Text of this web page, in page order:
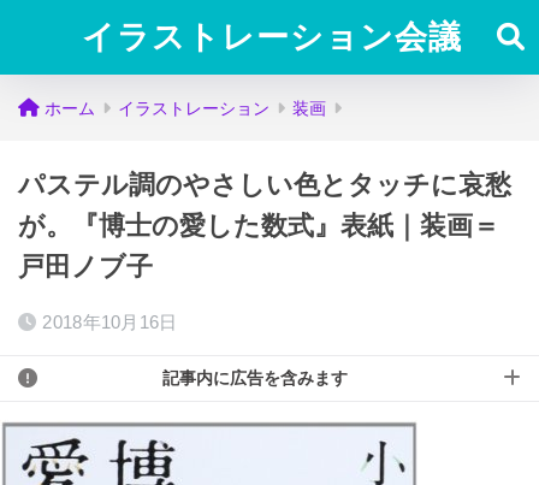
イラストレーション会議
ホーム イラストレーション 装画
パステル調のやさしい色とタッチに哀愁
が。『博士の愛した数式』表紙｜装画＝
戸田ノブ子
2018年10月16日
記事内に広告を含みます